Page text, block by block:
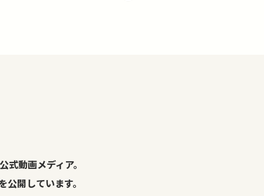
式動画メディア。
開しています。